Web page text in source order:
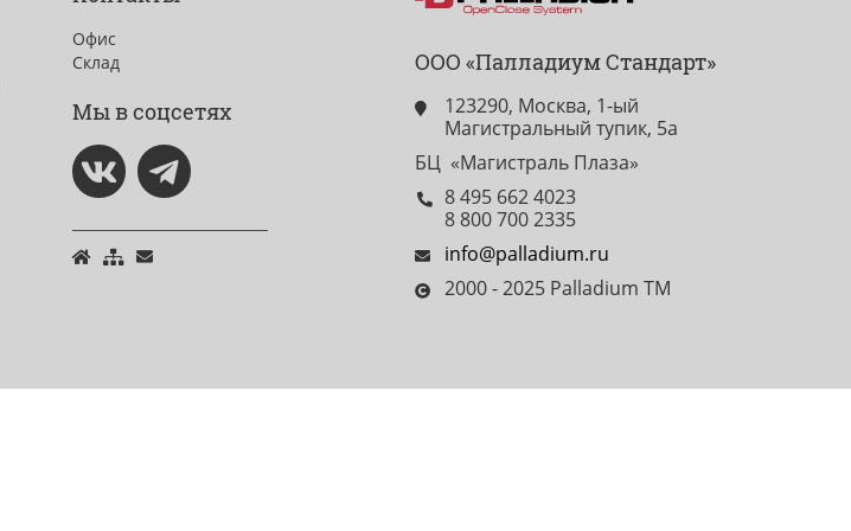
Офис
Склад
Мы в соцсетях
ООО «Палладиум Стандарт»
123290, Москва, 1-ый
Магистральный тупик, 5а
БЦ «Магистраль Плаза»
8 495 662 4023
8 800 700 2335
info@palladium.ru
2000 - 2025 Palladium TM